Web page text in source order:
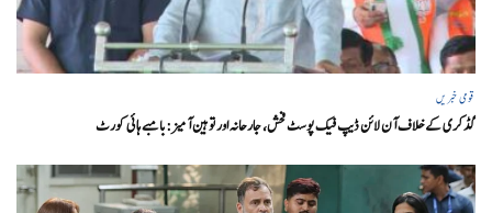
قومی خبریں
گڈکری کے خلاف آن لائن ڈیپ فیک پوسٹ فحش، جارحانہ اور توہین آمیز:بامبے ہائی کورٹ